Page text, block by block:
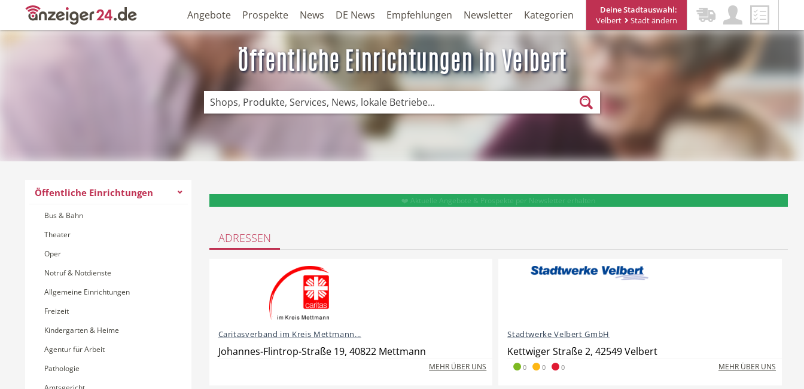
Deine Stadtauswahl:
Velbert
Stadt ändern
Angebote Prospekte News DE News Empfehlungen Newsletter Kategorien
Öffentliche Einrichtungen in Velbert
Öffentliche Einrichtungen
Bus & Bahn
Theater
Oper
Notruf & Notdienste
Allgemeine Einrichtungen
Freizeit
Kindergarten & Heime
Agentur für Arbeit
Pathologie
❤️ Aktuelle Angebote & Prospekte per Newsletter erhalten
ADRESSEN
Caritasverband im Kreis Mettmann...
Johannes-Flintrop-Straße 19, 40822 Mettmann
MEHR ÜBER UNS
Stadtwerke Velbert GmbH
Kettwiger Straße 2, 42549 Velbert
0 0 0 MEHR ÜBER UNS